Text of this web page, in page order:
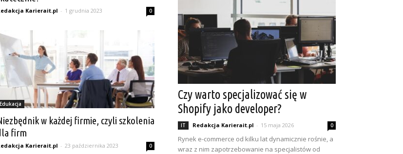
Karierait.pl - 1 grudnia 2023 0
Edukacja
w każdej firmie, czyli szkolenia
firm
Karierait.pl - 23 października 2023 0
Czy warto specjalizować się w
Shopify jako developer?
IT Redakcja Karierait.pl - 15 maja 2026 0
Rynek e-commerce od kilku lat dynamicznie rośnie, a
wraz z nim zapotrzebowanie na specjalistów od